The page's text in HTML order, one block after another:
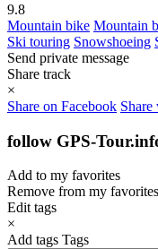
9.8
Mountain bike Mountain
Ski touring Snowshoeing
Send private message
Share track
×
Share on Facebook
follow GPS-
Add to my favorites
Remove from my favorites
Edit tags
×
Add tags Tags